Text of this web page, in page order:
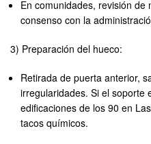
En comunidades, revisión
consenso con la
3) Preparación del hueco:
Retirada de puerta anterior,
irregularidades. Si el soporte
edificaciones de los 90 en
tacos químicos.